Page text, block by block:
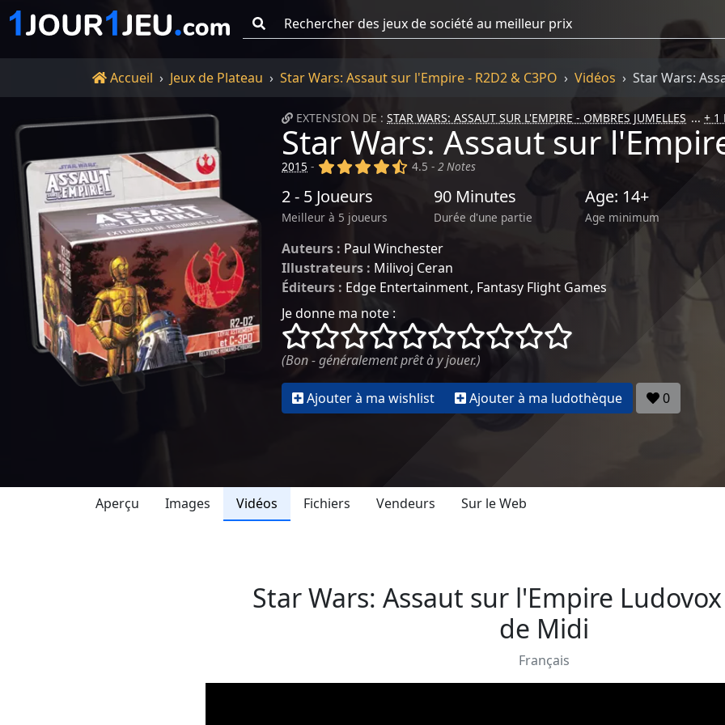
Accueil
Accueil Jeux de Plateau Star Wars: Assaut sur l'Empire - R2D2 & C3PO Vidéos Star Wars:
EXTENSION DE : STAR WARS: ASSAUT SUR L'EMPIRE - OMBRES JUMELLES + 1
Star Wars: Assaut sur
2015 - (x) (x) (x) (x) (,)
4.5 -2 Notes
2 - 5 Joueurs
Meilleur à 5 joueurs
90 Minutes
Durée d'une partie
Age: 14+
Age minimum
Auteurs : Paul Winchester
Illustrateurs : Milivoj Ceran
Éditeurs : Edge Entertainment Fantasy Flight Games
Je donne ma note :
()
() () () () () () () ()
(Bon - généralement prêt à y jouer.)
Ajouter à ma wishlist Ajouter à ma ludothèque 0
Aperçu Images Vidéos Fichiers Vendeurs Sur le Web
Star Wars: Assaut sur l'Empire
de Midi
Français